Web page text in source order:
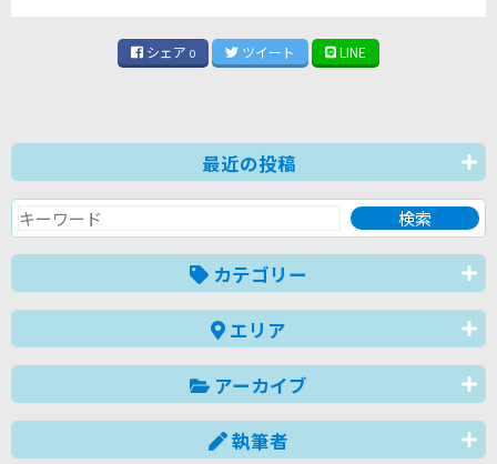
シェア 0 ツイート LINE
最近の投稿
カテゴリー
エリア
アーカイブ
執筆者